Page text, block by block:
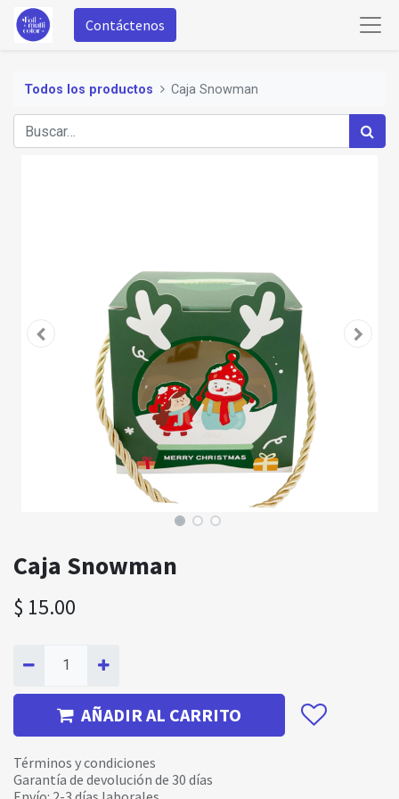
Contáctenos
Todos los productos Caja Snowman
Caja Snowman
$ 15.00
AÑADIR AL CARRITO
Términos y condiciones
Garantía de devolución de 30 días